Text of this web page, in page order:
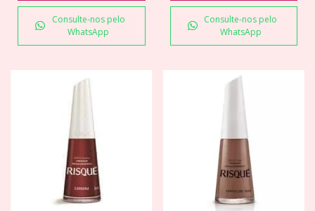
Consulte-nos pelo
WhatsApp
Consulte-nos pelo
WhatsApp